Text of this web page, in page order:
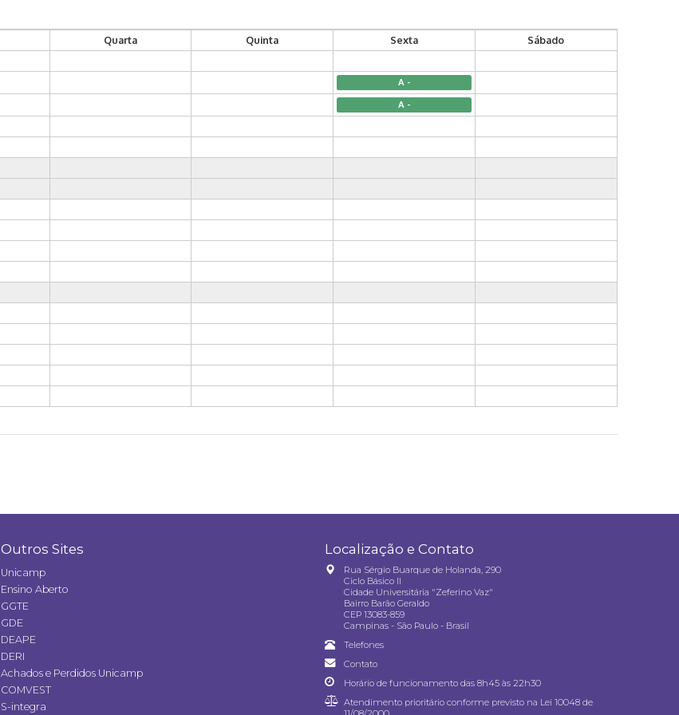
Quarta Quinta Sexta
Sábado
A -
A -
Outros Sites
Unicamp
Ensino Aberto
GGTE
GDE
DEAPE
DERI
Achados e Perdidos Unicamp
COMVEST
S-integra
Localização e Contato
Rua Sérgio Buarque de Holanda, 290
Ciclo Básico II
Cidade Universitária "Zeferino Vaz"
Bairro Barão Geraldo
CEP 13083-859
Campinas - São Paulo - Brasil
Telefones
Contato
Horário de funcionamento das 8h45 às 22h30
Atendimento prioritário conforme previsto na Lei 10048 de